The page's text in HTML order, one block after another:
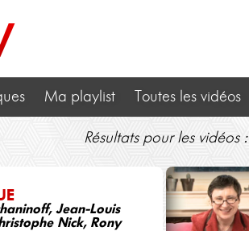
Ma playlist Toutes les vidéos
Résultats pour les vidéos :
Jean-Louis
Nick, Rony